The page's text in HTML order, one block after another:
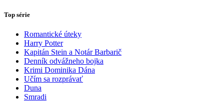
Top série
Romantické úteky
Harry Potter
Kapitán Stein a Notár Barbarič
Denník odvážneho bojka
Krimi Dominika Dána
Učím sa rozprávať
Duna
Smradi